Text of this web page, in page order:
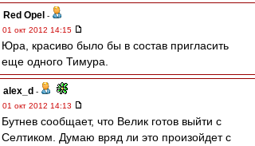
Red Opel -
01 окт 2012 14:15
Юра, красиво было бы в состав пригласить
еще одного Тимура.
alex_d -
01 окт 2012 14:13
Бутнев сообщает, что Велик готов выйти с
Селтиком. Думаю вряд ли это произойдет с